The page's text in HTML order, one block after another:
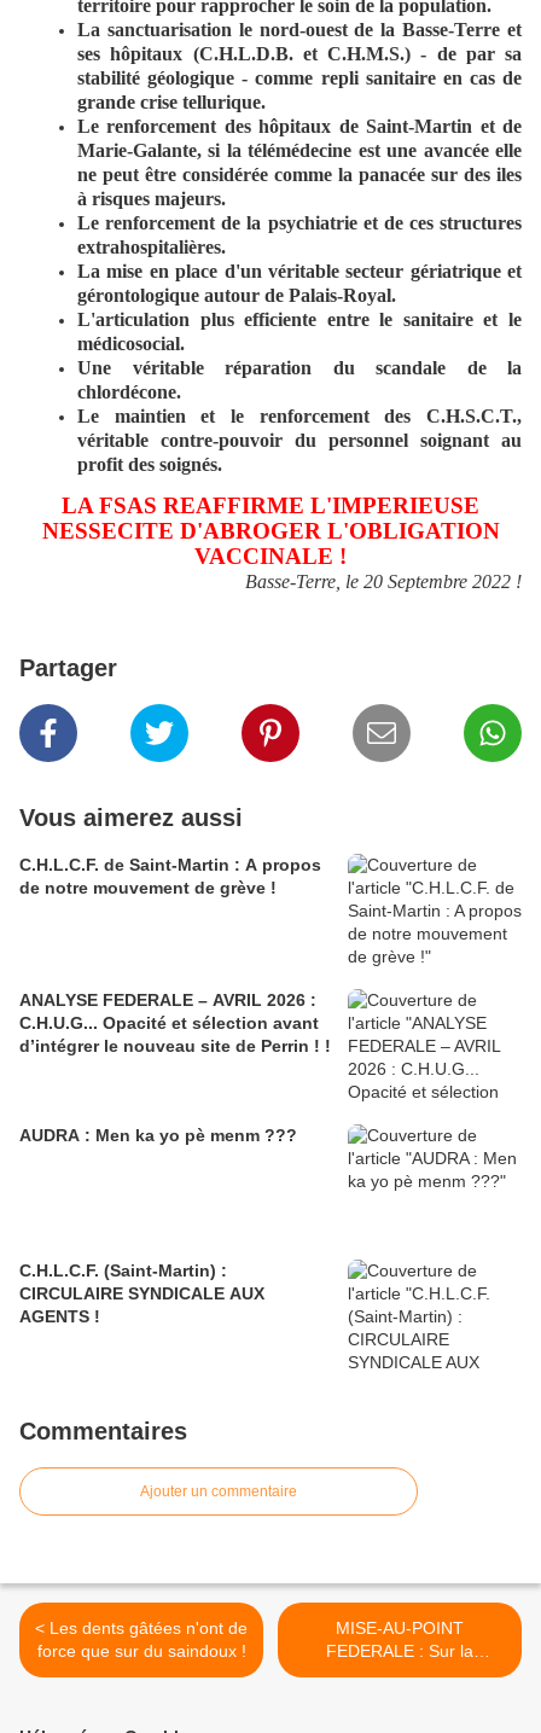
territoire pour rapprocher le soin de la population.
La sanctuarisation le nord-ouest de la Basse-Terre et
ses hôpitaux (C.H.L.D.B. et C.H.M.S.) - de par sa
stabilité géologique - comme repli sanitaire en cas de
grande crise tellurique.
Le renforcement des hôpitaux de Saint-Martin et de
Marie-Galante, si la télémédecine est une avancée elle
ne peut être considérée comme la panacée sur des iles
à risques majeurs.
Le renforcement de la psychiatrie et de ces structures
extrahospitalières.
La mise en place d'un véritable secteur gériatrique et
gérontologique autour de Palais-Royal.
L'articulation plus efficiente entre le sanitaire et le
médicosocial.
Une véritable réparation du scandale de la
chlordécone.
Le maintien et le renforcement des C.H.S.C.T.,
véritable contre-pouvoir du personnel soignant au
profit des soignés.
LA FSAS REAFFIRME L'IMPERIEUSE
NESSECITE D'ABROGER L'OBLIGATION
VACCINALE !
Basse-Terre, le 20 Septembre 2022 !
Partager
Vous aimerez aussi
C.H.L.C.F. de Saint-Martin : A propos
de notre mouvement de grève !
ANALYSE FEDERALE – AVRIL 2026 :
C.H.U.G... Opacité et sélection avant
d’intégrer le nouveau site de Perrin ! !
AUDRA : Men ka yo pè menm ???
C.H.L.C.F. (Saint-Martin) :
CIRCULAIRE SYNDICALE AUX
AGENTS !
Commentaires
Ajouter un commentaire
< Les dents gâtées n'ont de
force que sur du saindoux !
MISE-AU-POINT
FEDERALE : Sur la
situation sociale à la